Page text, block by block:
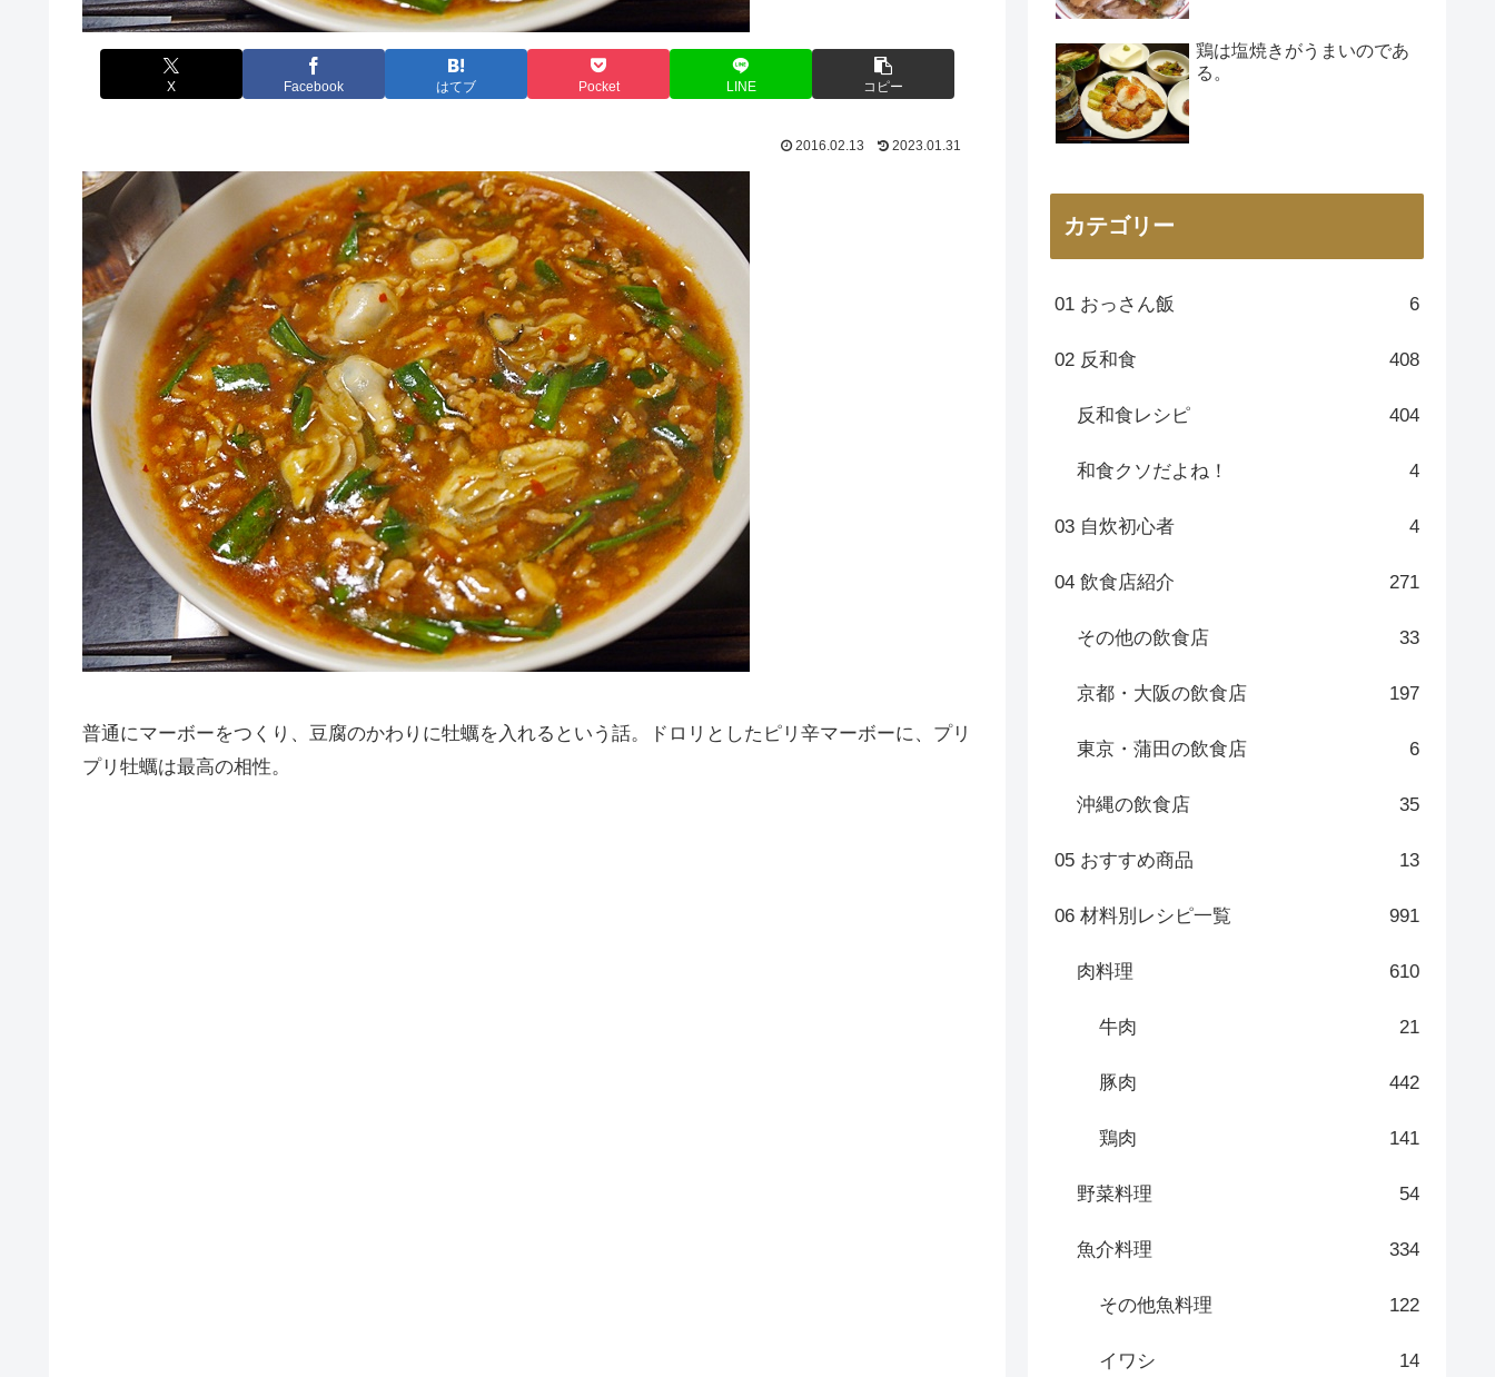
X Facebook はてブ Pocket LINE コピー
2016.02.13 2023.01.31
普通にマーボーをつくり、豆腐のかわりに牡蠣を入れるという話。ドロリとしたピリ辛マーボーに、プリ
プリ牡蠣は最高の相性。
鶏は塩焼きがうまいのであ
る。
カテゴリー
01 おっさん飯 6
02 反和食 408
反和食レシピ 404
和食クソだよね！ 4
03 自炊初心者 4
04 飲食店紹介 271
その他の飲食店 33
京都・大阪の飲食店 197
東京・蒲田の飲食店 6
沖縄の飲食店 35
05 おすすめ商品 13
06 材料別レシピ一覧 991
肉料理 610
牛肉 21
豚肉 442
鶏肉 141
野菜料理 54
魚介料理 334
その他魚料理 122
イワシ 14